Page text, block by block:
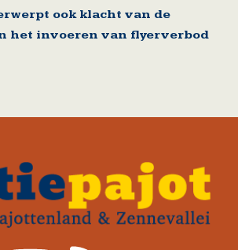
ook klacht van de
het invoeren van flyerverbod